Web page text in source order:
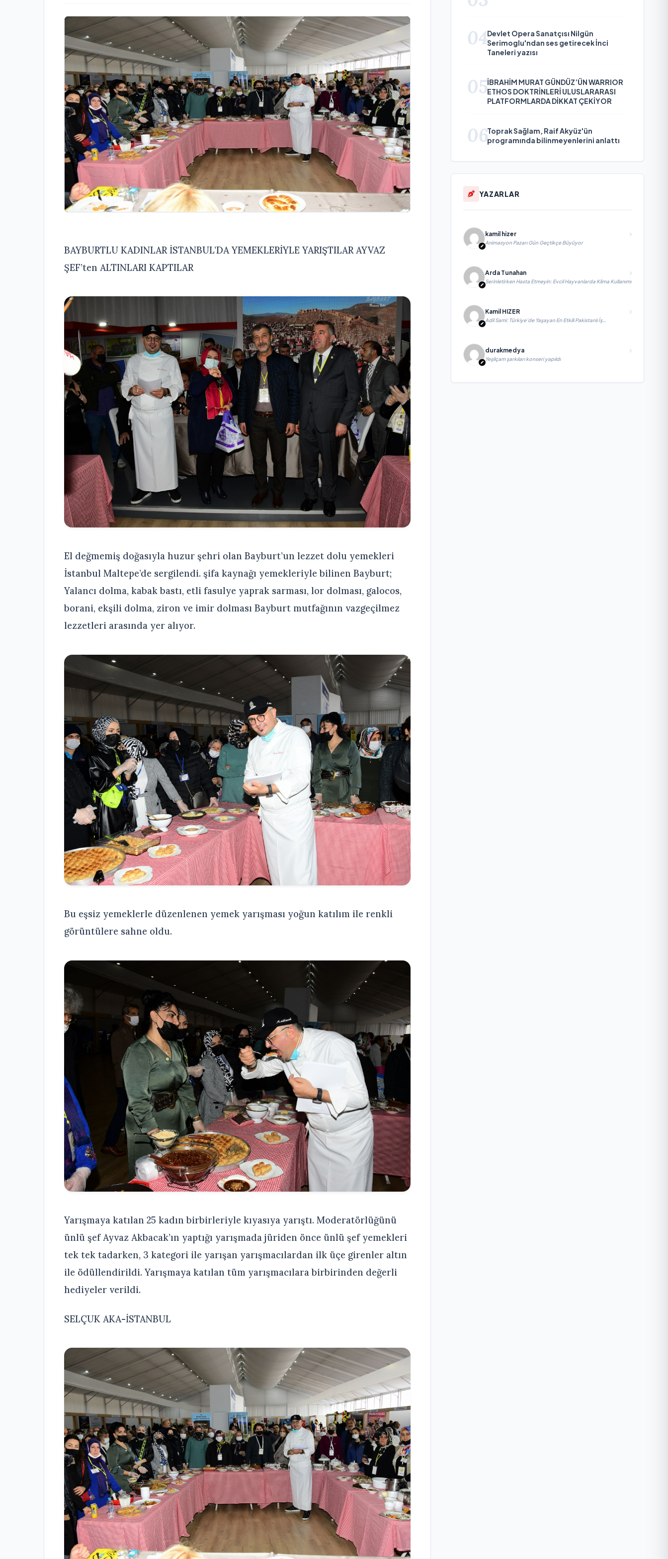
BAYBURTLU KADINLAR İSTANBUL’DA YEMEKLERİYLE YARIŞTILAR AYVAZ
ŞEF’ten ALTINLARI KAPTILAR
El değmemiş doğasıyla huzur şehri olan Bayburt’un lezzet dolu yemekleri
İstanbul Maltepe’de sergilendi. şifa kaynağı yemekleriyle bilinen Bayburt;
Yalancı dolma, kabak bastı, etli fasulye yaprak sarması, lor dolması, galocos,
borani, ekşili dolma, ziron ve imir dolması Bayburt mutfağının vazgeçilmez
lezzetleri arasında yer alıyor.
Bu eşsiz yemeklerle düzenlenen yemek yarışması yoğun katılım ile renkli
görüntülere sahne oldu.
Yarışmaya katılan 25 kadın birbirleriyle kıyasıya yarıştı. Moderatörlüğünü
ünlü şef Ayvaz Akbacak’ın yaptığı yarışmada jüriden önce ünlü şef yemekleri
tek tek tadarken, 3 kategori ile yarışan yarışmacılardan ilk üçe girenler altın
ile ödüllendirildi. Yarışmaya katılan tüm yarışmacılara birbirinden değerli
hediyeler verildi.
SELÇUK AKA-İSTANBUL
04Devlet Opera Sanatçısı Nilgün
Serimoglu'ndan ses getirecek İnci
Taneleri yazısı
05İBRAHİM MURAT GÜNDÜZ’ÜN WARRIOR
ETHOS DOKTRİNLERİ ULUSLARARASI
PLATFORMLARDA DİKKAT ÇEKİYOR
06Toprak Sağlam, Raif Akyüz'ün
programında bilinmeyenlerini anlattı
YAZARLAR
kamil hizer
Animasyon Pazarı Gün Geçtikçe Büyüyor
Arda Tunahan
Serinletirken Hasta Etmeyin: Evcil Hayvanlarda Klima Kullanımı
Kamil HIZER
Adil Sami: Türkiye’de Yaşayan En Etkili Pakistanlı İş
İnsanlarından Biri, Yatırım ve Ekonomik Diplomasiyi
durakmedya
Yeşilçam şarkıları konseri yapıldı